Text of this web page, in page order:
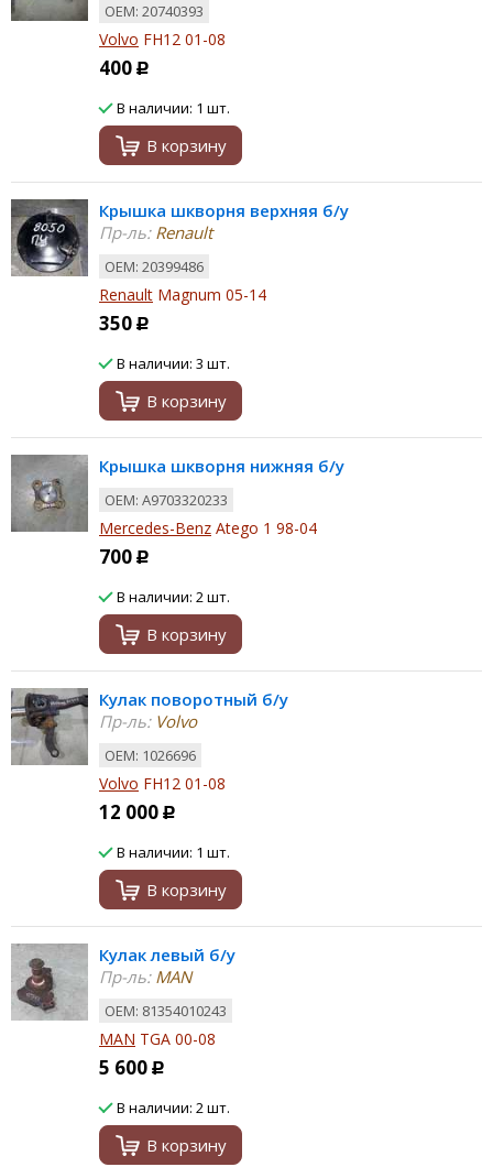
ОЕМ: 20740393
Volvo FH12 01-08
400 Р
В наличии: 1 шт.
В корзину
Крышка шкворня верхняя б/у
Пр-ль:Renault
ОЕМ: 20399486
Renault Magnum 05-14
350 Р
В наличии: 3 шт.
В корзину
Крышка шкворня нижняя б/у
ОЕМ: A9703320233
Mercedes-Benz Atego 1 98-04
700 Р
В наличии: 2 шт.
В корзину
Кулак поворотный б/у
Пр-ль:Volvo
ОЕМ: 1026696
Volvo FH12 01-08
12 000 Р
В наличии: 1 шт.
В корзину
Кулак левый б/у
Пр-ль:MAN
ОЕМ: 81354010243
MAN TGA 00-08
5 600 Р
В наличии: 2 шт.
В корзину